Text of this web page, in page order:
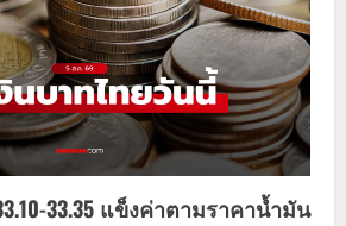
33.35 แข็งค่าตามราคาน้ำมัน